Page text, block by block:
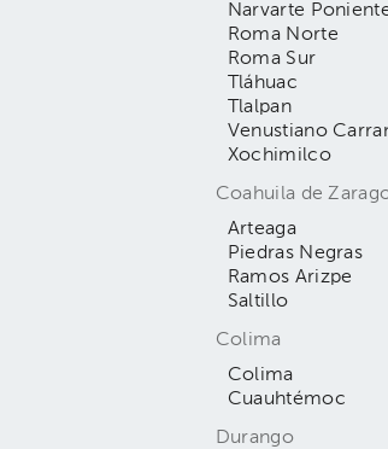
Narvarte
Roma Norte
Roma Sur
Tláhuac
Tlalpan
Venustiano
Xochimilco
Coahuila de
Arteaga
Piedras Negras
Ramos Arizpe
Saltillo
Colima
Colima
Cuauhtémoc
Durango